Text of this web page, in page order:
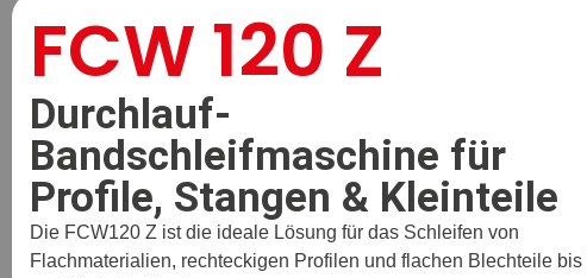
FCW 120 Z
Durchlauf-
Bandschleifmaschine für
Profile, Stangen & Kleinteile
Die FCW120 Z ist die ideale Lösung für das Schleifen von
Flachmaterialien, rechteckigen Profilen und flachen Blechteile bis